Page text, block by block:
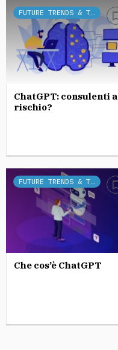
FUTURE TRENDS & TECH
ChatGPT: consulenti a
rischio?
FUTURE TRENDS & TECH
Che cos’è ChatGPT